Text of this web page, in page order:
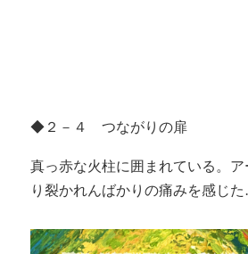
◆２－４ つながりの扉
真っ赤な火柱に囲まれている。
り裂かれんばかりの痛みを感じ